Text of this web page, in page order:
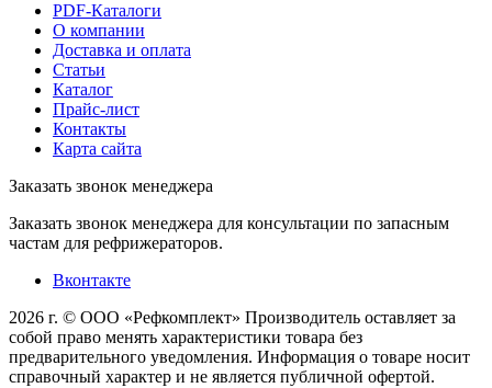
PDF-Каталоги
О компании
Доставка и оплата
Статьи
Каталог
Прайс-лист
Контакты
Карта сайта
Заказать звонок менеджера
Заказать звонок менеджера для консультации по запасным
частам для рефрижераторов.
Вконтакте
2026 г. © ООО «Рефкомплект» Производитель оставляет за
собой право менять характеристики товара без
предварительного уведомления. Информация о товаре носит
справочный характер и не является публичной офертой.